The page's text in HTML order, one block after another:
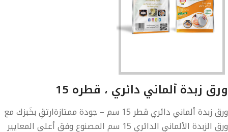
ورق زبدة ألماني دائري ، قطره 15
ورق زبدة ألماني دائري قطر 15 سم – جودة ممتازةارتقِ بخَبزك مع
ورق الزبدة الألماني الدائري 15 سم المصنوع وفق أعلى المعايير